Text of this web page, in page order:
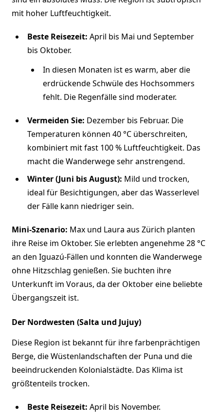
mit hoher Luftfeuchtigkeit.
Beste Reisezeit: April bis Mai und September
bis Oktober.
In diesen Monaten ist es warm, aber die
erdrückende Schwüle des Hochsommers
fehlt. Die Regenfälle sind moderater.
Vermeiden Sie: Dezember bis Februar. Die
Temperaturen können 40 °C überschreiten,
kombiniert mit fast 100 % Luftfeuchtigkeit. Das
macht die Wanderwege sehr anstrengend.
Winter (Juni bis August): Mild und trocken,
ideal für Besichtigungen, aber das Wasserlevel
der Fälle kann niedriger sein.
Mini-Szenario: Max und Laura aus Zürich planten
ihre Reise im Oktober. Sie erlebten angenehme 28 °C
an den Iguazú-Fällen und konnten die Wanderwege
ohne Hitzschlag genießen. Sie buchten ihre
Unterkunft im Voraus, da der Oktober eine beliebte
Übergangszeit ist.
Der Nordwesten (Salta und Jujuy)
Diese Region ist bekannt für ihre farbenprächtigen
Berge, die Wüstenlandschaften der Puna und die
beeindruckenden Kolonialstädte. Das Klima ist
größtenteils trocken.
Beste Reisezeit: April bis November.